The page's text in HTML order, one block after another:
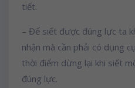
tiết.
– Để siết được đúng lực ta
nhận mà cần phải có dụng
thời điểm dừng lại khi siết
đúng lực.